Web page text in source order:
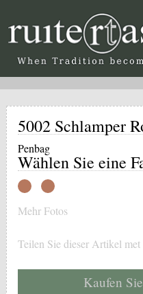
5002 Schlamper
Penbag
Wählen Sie eine
Mehr Fotos
Teilen Sie dieser Artikel met
Kaufen